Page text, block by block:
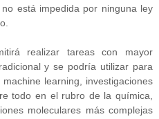
está impedida por ninguna ley
realizar tareas con mayor
y se podría utilizar para
learning, investigaciones
todo en el rubro de la química,
moleculares más complejas